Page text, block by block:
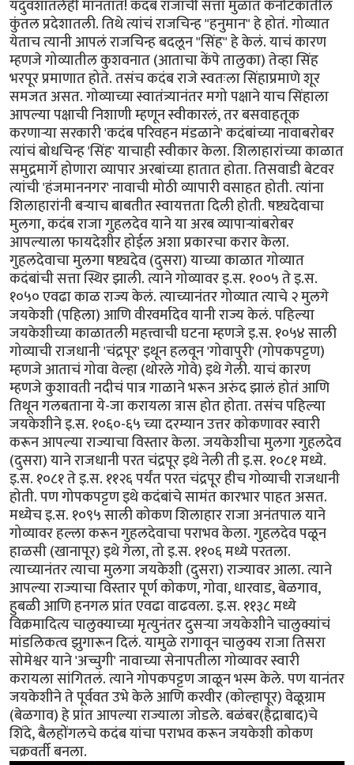
यदुवंशातलेही मानतात! कदंब राजांची सत्ता मुळात कर्नाटकातील
कुंतल प्रदेशातली. तिथे त्यांचं राजचिन्ह "हनुमान" हे होतं. गोव्यात
येताच त्यानी आपलं राजचिन्ह बदलून "सिंह" हे केलं. याचं कारण
म्हणजे गोव्यातील कुशवनात (आताचा केंपे तालुका) तेव्हा सिंह
भरपूर प्रमाणात होते. तसंच कदंब राजे स्वतःला सिंहाप्रमाणे शूर
समजत असत. गोव्याच्या स्वातंत्र्यानंतर मगो पक्षाने याच सिंहाला
आपल्या पक्षाची निशाणी म्हणून स्वीकारलं, तर बसवाहतूक
करणार्‍या सरकारी 'कदंब परिवहन मंडळाने' कदंबांच्या नावाबरोबर
त्यांचं बोधचिन्ह 'सिंह' याचाही स्वीकार केला. शिलाहारांच्या काळात
समुद्रमार्गे होणारा व्यापार अरबांच्या हातात होता. तिसवाडी बेटवर
त्यांची 'हंजमाननगर' नावाची मोठी व्यापारी वसाहत होती. त्यांना
शिलाहारांनी बर्‍याच बाबतीत स्वायत्तता दिली होती. षष्ट्यदेवाचा
मुलगा, कदंब राजा गुहलदेव याने या अरब व्यापार्‍यांबरोबर
आपल्याला फायदेशीर होईल अशा प्रकारचा करार केला.
गुहलदेवाचा मुलगा षष्ट्यदेव (दुसरा) याच्या काळात गोव्यात
कदंबांची सत्ता स्थिर झाली. त्याने गोव्यावर इ.स. १००५ ते इ.स.
१०५० एवढा काळ राज्य केलं. त्याच्यानंतर गोव्यात त्याचे २ मुलगे
जयकेशी (पहिला) आणि वीरवर्मादेव यानी राज्य केलं. पहिल्या
जयकेशीच्या काळातली महत्त्वाची घटना म्हणजे इ.स. १०५४ साली
गोव्याची राजधानी 'चंद्रपूर' इथून हलवून 'गोवापुरी' (गोपकपट्टण)
म्हणजे आताचं गोवा वेल्हा (थोरले गोवे) इथे गेली. याचं कारण
म्हणजे कुशावती नदीचं पात्र गाळाने भरून अरुंद झालं होतं आणि
तिथून गलबताना ये-जा करायला त्रास होत होता. तसंच पहिल्या
जयकेशीने इ.स. १०६०-६५ च्या दरम्यान उत्तर कोकणावर स्वारी
करून आपल्या राज्याचा विस्तार केला. जयकेशीचा मुलगा गुहलदेव
(दुसरा) याने राजधानी परत चंद्रपूर इथे नेली ती इ.स. १०८१ मध्ये.
इ.स. १०८१ ते इ.स. ११२६ पर्यंत परत चंद्रपूर हीच गोव्याची राजधानी
होती. पण गोपकपट्टण इथे कदंबांचे सामंत कारभार पाहत असत.
मध्येच इ.स. १०९५ साली कोकण शिलाहार राजा अनंतपाल याने
गोव्यावर हल्ला करून गुहलदेवाचा पराभव केला. गुहलदेव पळून
हाळसी (खानापूर) इथे गेला, तो इ.स. ११०६ मध्ये परतला.
त्याच्यानंतर त्याचा मुलगा जयकेशी (दुसरा) राज्यावर आला. त्याने
आपल्या राज्याचा विस्तार पूर्ण कोकण, गोवा, धारवाड, बेळगाव,
हुबळी आणि हनगल प्रांत एवढा वाढवला. इ.स. ११३८ मध्ये
विक्रमादित्य चालुक्याच्या मृत्युनंतर दुसर्‍या जयकेशीने चालुक्यांचं
मांडलिकत्व झुगारून दिलं. यामुळे रागावून चालुक्य राजा तिसरा
सोमेश्वर याने 'अच्चुगी' नावाच्या सेनापतीला गोव्यावर स्वारी
करायला सांगितलं. त्याने गोपकपट्टण जाळून भस्म केले. पण यानंतर
जयकेशीने ते पूर्ववत उभे केले आणि करवीर (कोल्हापूर) वेळूग्राम
(बेळगाव) हे प्रांत आपल्या राज्याला जोडले. बळंबर(हैद्राबाद)चे
शिंदे, बैलहोंगलचे कदंब यांचा पराभव करून जयकेशी कोकण
चक्रवर्ती बनला.